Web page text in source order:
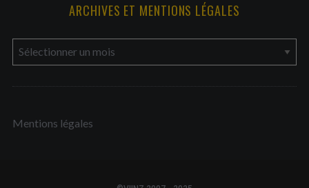
ARCHIVES ET MENTIONS LÉGALES
r
c
iMentions légales